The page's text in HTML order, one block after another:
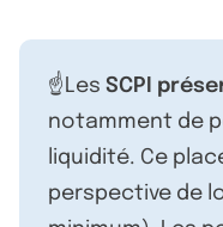
☝️Les SCPI
notamment de
liquidité. Ce
perspective de